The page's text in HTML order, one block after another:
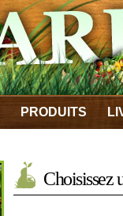
PRODUITS
Choisissez